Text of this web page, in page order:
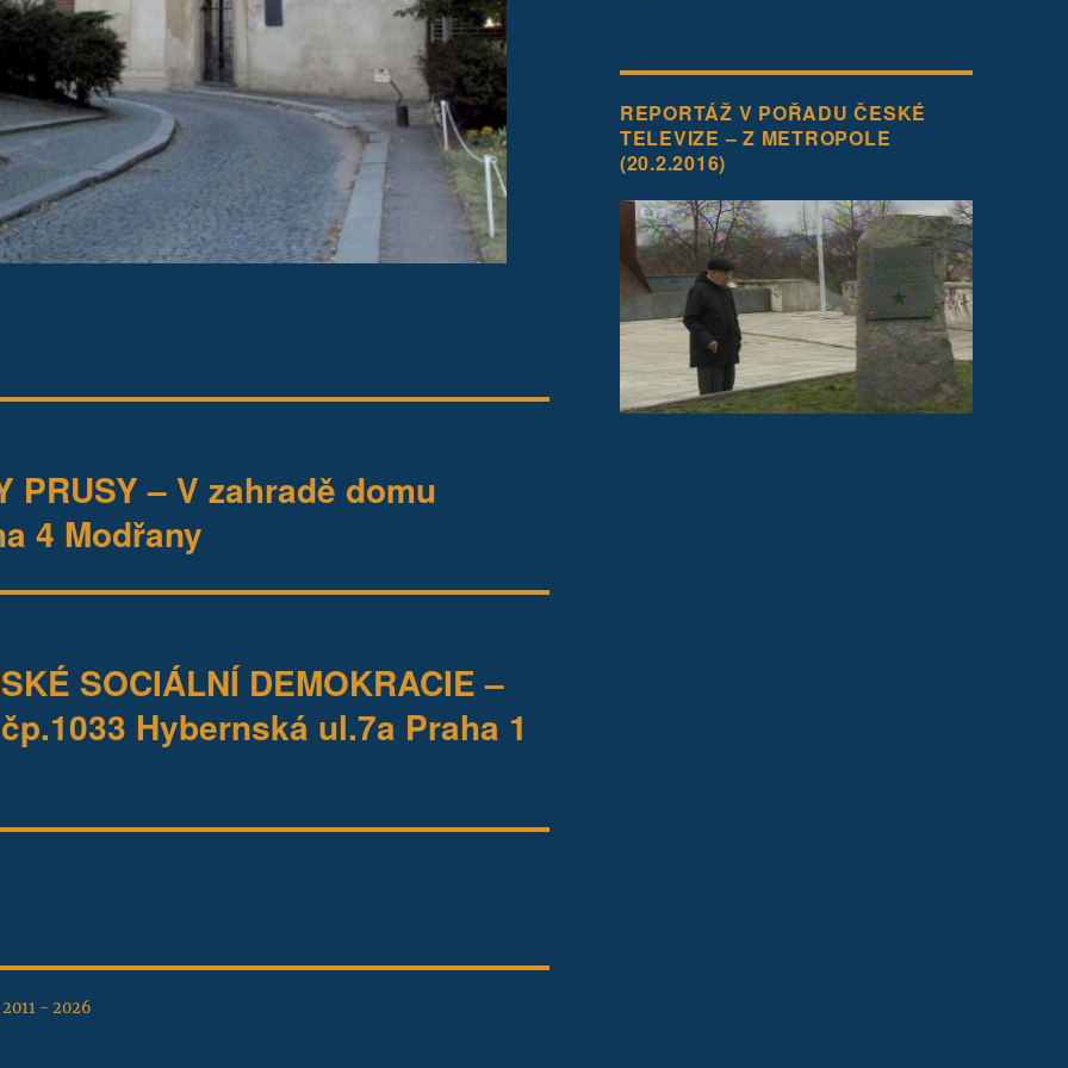
PRUSY – V zahradě domu
4 Modřany
SOCIÁLNÍ DEMOKRACIE –
Hybernská ul.7a Praha 1
- 2026
REPORTÁŽ V POŘADU ČESKÉ
TELEVIZE – Z METROPOLE
(20.2.2016)